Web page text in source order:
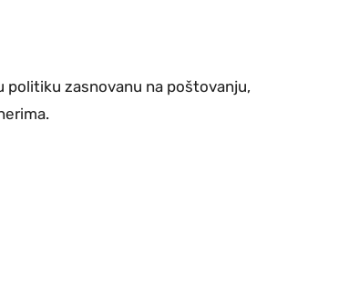
politiku zasnovanu na poštovanju,